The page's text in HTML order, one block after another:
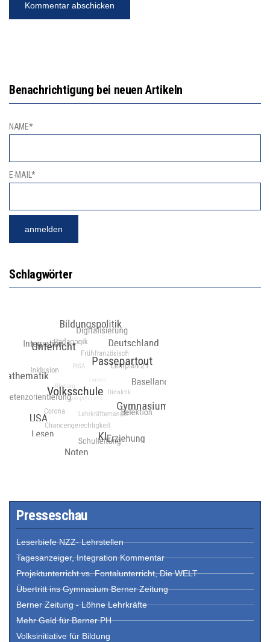
Benachrichtigung bei neuen Artikeln
NAME*
E-MAIL*
Schlagwörter
Presseschau
Leserbiefe NZZ- Lehrstellen
Tagesanzeiger, Integration Kommentar
Projektunterricht vs. Fontalunterricht, Die WELT
Übertritt ins Gymnasium Berner Zeitung
Berner Zeitung - Löhne Lehrkräfte
Mehr Geld für Berner PH
Volksinitiative für Bildung